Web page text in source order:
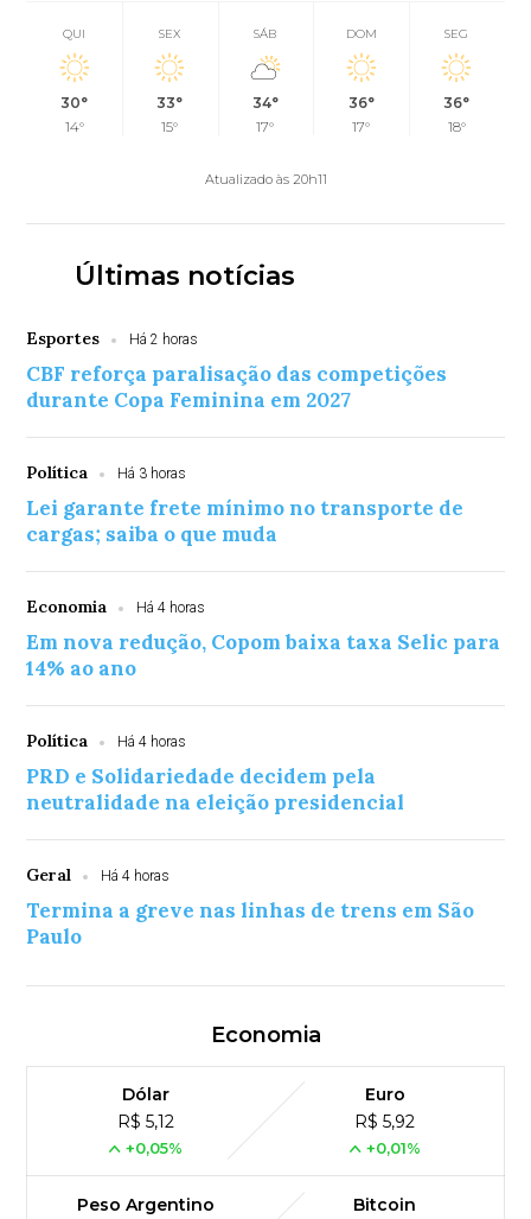
QUI
30°
14°
SEX
33°
15°
SÁB
34°
17°
DOM
36°
17°
SEG
36°
18°
Atualizado às 20h11
Últimas notícias
Esportes Há 2 horas
CBF reforça paralisação das competições
durante Copa Feminina em 2027
Política Há 3 horas
Lei garante frete mínimo no transporte de
cargas; saiba o que muda
Economia Há 4 horas
Em nova redução, Copom baixa taxa Selic para
14% ao ano
Política Há 4 horas
PRD e Solidariedade decidem pela
neutralidade na eleição presidencial
Geral Há 4 horas
Termina a greve nas linhas de trens em São
Paulo
Economia
Dólar
R$ 5,12
+0,05%
Euro
R$ 5,92
+0,01%
Peso Argentino
Bitcoin